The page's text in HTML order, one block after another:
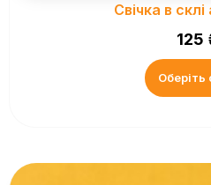
Свічка в
125
Оберіть